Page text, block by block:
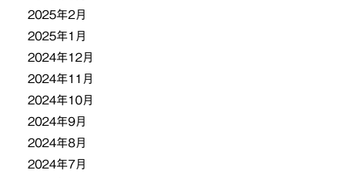
2025年2月
2025年1月
2024年12月
2024年11月
2024年10月
2024年9月
2024年8月
2024年7月